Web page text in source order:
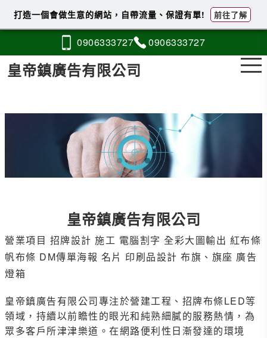
0906333727 0906333727
皇帝鎮廣告有限公司
皇帝鎮廣告有限公司
營業項目 招牌設計 施工 電腦割字 全彩大圖輸出 紅布條
帆布條 DM傳單海報 名片 印刷品設計 布旗、旗座 廣告
燈箱
皇帝鎮廣告有限公司專注於營建工程、招牌布條LED等
領域，持續以前瞻性的眼光和純熟細膩的服務熱情，為
眾多客戶所津津樂道。在網路便利性日漸發達的環境
打造一個會做生意的網站，自帶流量、保證有單! 前往了解